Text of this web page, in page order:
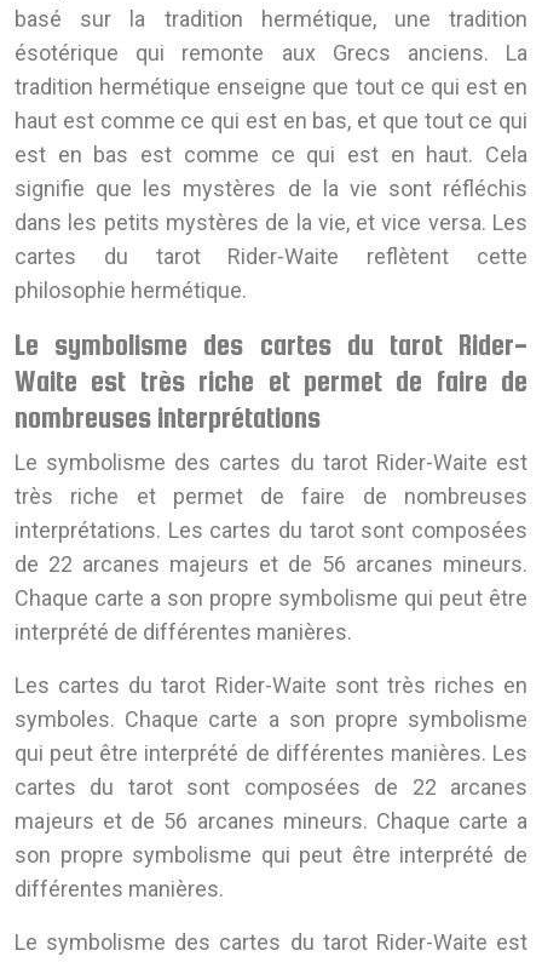
basé sur la tradition hermétique, une tradition
ésotérique qui remonte aux Grecs anciens. La
tradition hermétique enseigne que tout ce qui est en
haut est comme ce qui est en bas, et que tout ce qui
est en bas est comme ce qui est en haut. Cela
signifie que les mystères de la vie sont réfléchis
dans les petits mystères de la vie, et vice versa. Les
cartes du tarot Rider-Waite reflètent cette
philosophie hermétique.
Le symbolisme des cartes du tarot Rider-
Waite est très riche et permet de faire de
nombreuses interprétations
Le symbolisme des cartes du tarot Rider-Waite est
très riche et permet de faire de nombreuses
interprétations. Les cartes du tarot sont composées
de 22 arcanes majeurs et de 56 arcanes mineurs.
Chaque carte a son propre symbolisme qui peut être
interprété de différentes manières.
Les cartes du tarot Rider-Waite sont très riches en
symboles. Chaque carte a son propre symbolisme
qui peut être interprété de différentes manières. Les
cartes du tarot sont composées de 22 arcanes
majeurs et de 56 arcanes mineurs. Chaque carte a
son propre symbolisme qui peut être interprété de
différentes manières.
Le symbolisme des cartes du tarot Rider-Waite est